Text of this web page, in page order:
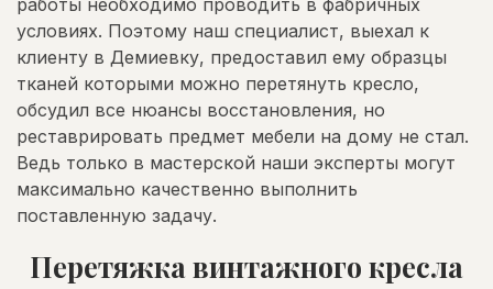
работы необходимо проводить в фабричных
условиях. Поэтому наш специалист, выехал к
клиенту в Демиевку, предоставил ему образцы
тканей которыми можно перетянуть кресло,
обсудил все нюансы восстановления, но
реставрировать предмет мебели на дому не стал.
Ведь только в мастерской наши эксперты могут
максимально качественно выполнить
поставленную задачу.
Перетяжка винтажного кресла